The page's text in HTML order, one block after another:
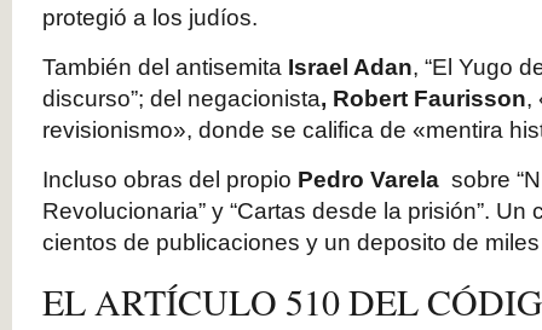
protegió a los judíos.
También del antisemita Israel Adan, “El Yugo
discurso”; del negacionista, Robert Faurisson,
revisionismo», donde se califica de «mentira
Incluso obras del propio Pedro Varela sobre
Revolucionaria” y “Cartas desde la prisión”. Un
cientos de publicaciones y un deposito de
EL ARTÍCULO 510 DEL